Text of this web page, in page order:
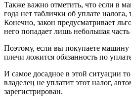
Также важно отметить, что если в
года нет таблички об уплате налога,
Конечно, закон предусматривает
него попадает лишь небольшая часть
Поэтому, если вы покупаете машину
плечи ложится обязанность по
И самое досадное в этой ситуации
владелец не уплатит этот налог,
зарегистрирован.